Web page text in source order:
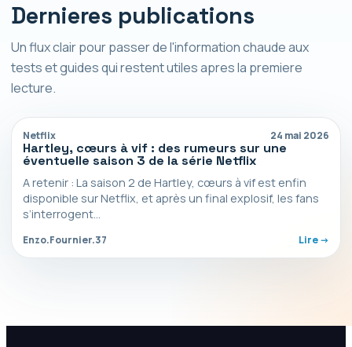
Dernieres publications
Un flux clair pour passer de l'information chaude aux
tests et guides qui restent utiles apres la premiere
lecture.
Netflix 24 mai 2026
Hartley, cœurs à vif : des rumeurs sur une
éventuelle saison 3 de la série Netflix
A retenir : La saison 2 de Hartley, cœurs à vif est enfin
disponible sur Netflix, et après un final explosif, les fans
s’interrogent…
Enzo.Fournier.37 Lire ->